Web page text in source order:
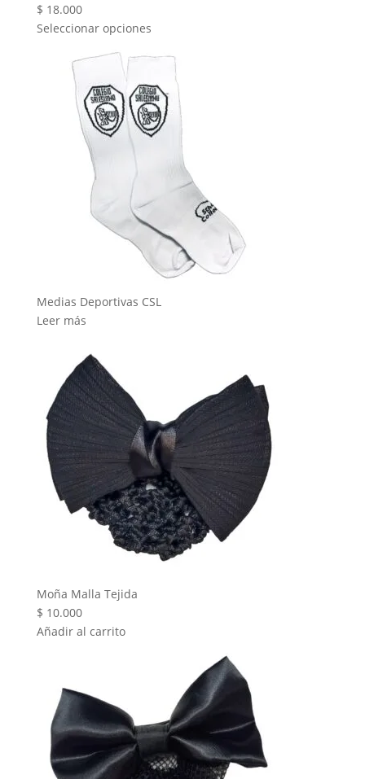
$ 18.000
Seleccionar opciones
Medias Deportivas CSL
Leer más
Moña Malla Tejida
$ 10.000
Añadir al carrito